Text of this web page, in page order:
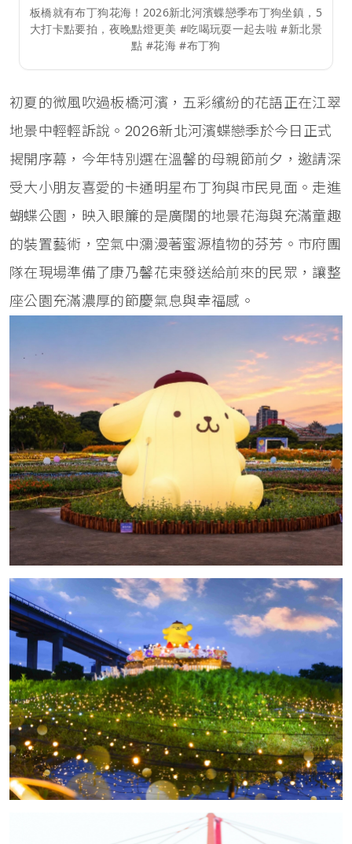
板橋就有布丁狗花海！2026新北河濱蝶戀季布丁狗坐鎮，5
大打卡點要拍，夜晚點燈更美 #吃喝玩耍一起去啦 #新北景
點 #花海 #布丁狗
初夏的微風吹過板橋河濱，五彩繽紛的花語正在江翠
地景中輕輕訴說。2026新北河濱蝶戀季於今日正式
揭開序幕，今年特別選在溫馨的母親節前夕，邀請深
受大小朋友喜愛的卡通明星布丁狗與市民見面。走進
蝴蝶公園，映入眼簾的是廣闊的地景花海與充滿童趣
的裝置藝術，空氣中瀰漫著蜜源植物的芬芳。市府團
隊在現場準備了康乃馨花束發送給前來的民眾，讓整
座公園充滿濃厚的節慶氣息與幸福感。